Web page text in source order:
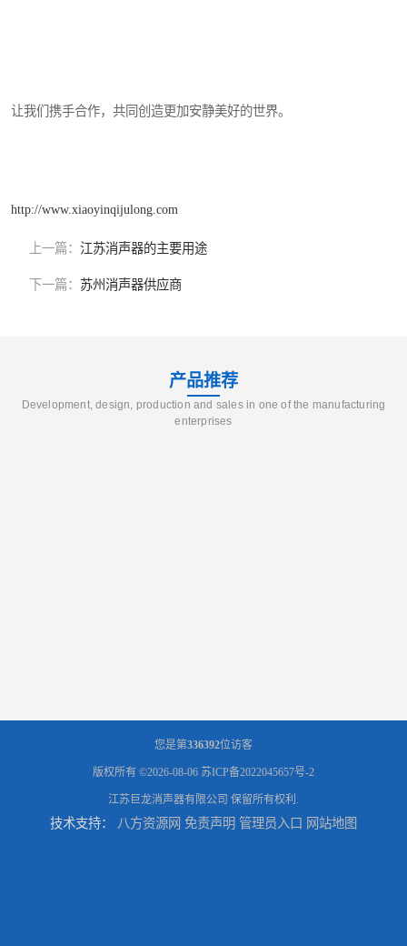
让我们携手合作，共同创造更加安静美好的世界。
http://www.xiaoyinqijulong.com
上一篇： 江苏消声器的主要用途
下一篇： 苏州消声器供应商
产品推荐
Development, design, production and sales in one of the manufacturing
enterprises
您是第336392位访客
版权所有 ©2026-08-06 苏ICP备2022045657号-2
江苏巨龙消声器有限公司 保留所有权利.
技术支持： 八方资源网 免责声明 管理员入口 网站地图